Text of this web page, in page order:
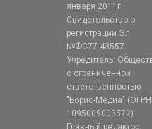
января 2011г.
Свидетельство о
регистрации Эл
№ФС77-43557.
Учредитель:
с ограниченной
ответственностью
"Борис-Медиа" (ОГРН
1095009003572)
Главный редактор: